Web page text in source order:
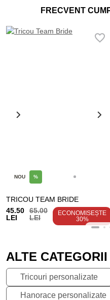
FRECVENT
NOU %
TRICOU TEAM BRIDE
45.50
LEI
65.00
LEI
ECONOMISEȘTE
30%
ALTE CATEGORII
Tricouri personalizate
Hanorace personalizate